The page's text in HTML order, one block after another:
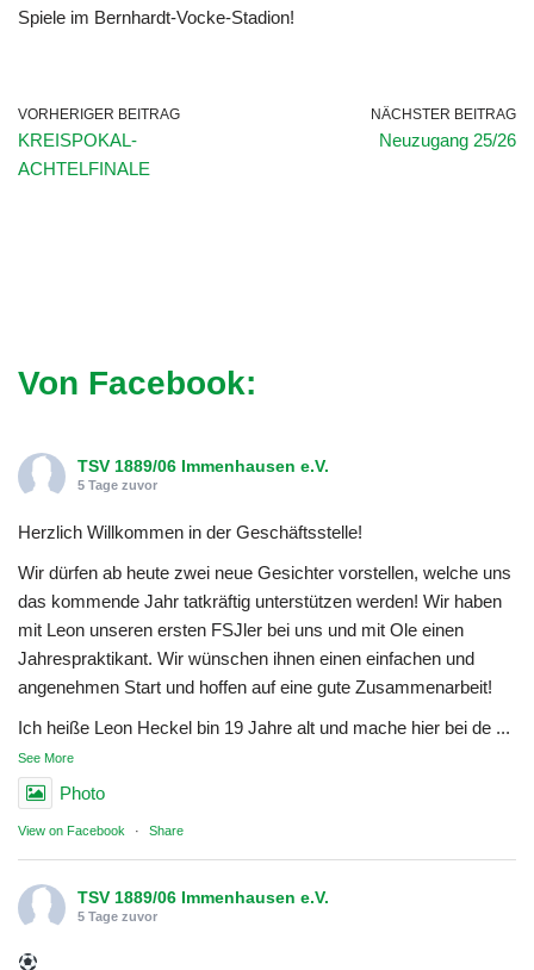
Spiele im Bernhardt-Vocke-Stadion!
VORHERIGER BEITRAG
KREISPOKAL-
ACHTELFINALE
NÄCHSTER BEITRAG
Neuzugang 25/26
Von Facebook:
TSV 1889/06 Immenhausen e.V.
5 Tage zuvor
Herzlich Willkommen in der Geschäftsstelle!
Wir dürfen ab heute zwei neue Gesichter vorstellen, welche uns
das kommende Jahr tatkräftig unterstützen werden! Wir haben
mit Leon unseren ersten FSJler bei uns und mit Ole einen
Jahrespraktikant. Wir wünschen ihnen einen einfachen und
angenehmen Start und hoffen auf eine gute Zusammenarbeit!
Ich heiße Leon Heckel bin 19 Jahre alt und mache hier bei de ...
See More
Photo
View on Facebook · Share
TSV 1889/06 Immenhausen e.V.
5 Tage zuvor